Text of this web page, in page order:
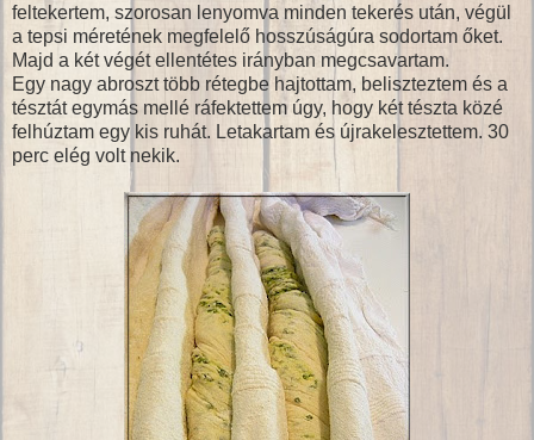
feltekertem, szorosan lenyomva minden tekerés után, végül
a tepsi méretének megfelelő hosszúságúra sodortam őket.
Majd a két végét ellentétes irányban megcsavartam.
Egy nagy abroszt több rétegbe hajtottam, beliszteztem és a
tésztát egymás mellé ráfektettem úgy, hogy két tészta közé
felhúztam egy kis ruhát. Letakartam és újrakelesztettem. 30
perc elég volt nekik.